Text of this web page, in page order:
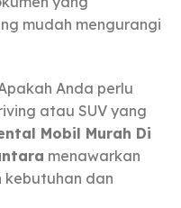
mudah mengurangi
Anda perlu
atau SUV yang
Mobil Murah Di
menawarkan
kebutuhan dan